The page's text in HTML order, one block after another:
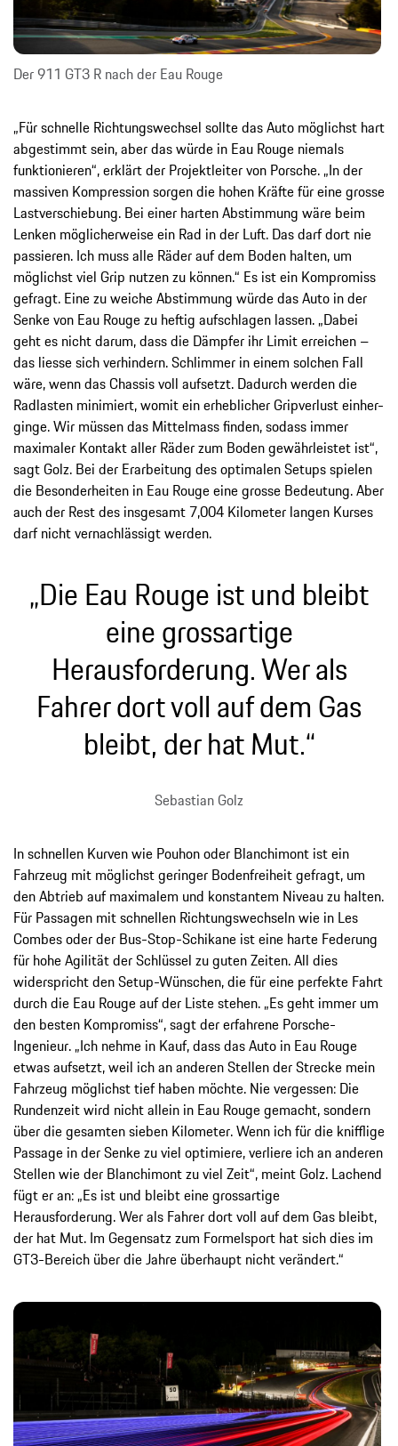
Der 911 GT3 R nach der Eau Rouge
„Für schnelle Richtungswechsel sollte das Auto möglichst hart
abgestimmt sein, aber das würde in Eau Rouge niemals
funktionieren“, erklärt der Projektleiter von Porsche. „In der
massiven Kompression sorgen die hohen Kräfte für eine grosse
Lastverschiebung. Bei einer harten Abstimmung wäre beim
Lenken möglicherweise ein Rad in der Luft. Das darf dort nie
passieren. Ich muss alle Räder auf dem Boden halten, um
möglichst viel Grip nutzen zu können.“ Es ist ein Kompromiss
gefragt. Eine zu weiche Abstimmung würde das Auto in der
Senke von Eau Rouge zu heftig aufschlagen lassen. „Dabei
geht es nicht darum, dass die Dämpfer ihr Limit erreichen –
das liesse sich verhindern. Schlimmer in einem solchen Fall
wäre, wenn das Chassis voll aufsetzt. Dadurch werden die
Radlasten minimiert, womit ein erheblicher Gripverlust einher-
ginge. Wir müssen das Mittelmass finden, sodass immer
maximaler Kontakt aller Räder zum Boden gewährleistet ist“,
sagt Golz. Bei der Erarbeitung des optimalen Setups spielen
die Besonderheiten in Eau Rouge eine grosse Bedeutung. Aber
auch der Rest des insgesamt 7,004 Kilometer langen Kurses
darf nicht vernachlässigt werden.
„Die Eau Rouge ist und bleibt
eine grossartige
Herausforderung. Wer als
Fahrer dort voll auf dem Gas
bleibt, der hat Mut.“
Sebastian Golz
In schnellen Kurven wie Pouhon oder Blanchimont ist ein
Fahrzeug mit möglichst geringer Bodenfreiheit gefragt, um
den Abtrieb auf maximalem und konstantem Niveau zu halten.
Für Passagen mit schnellen Richtungswechseln wie in Les
Combes oder der Bus-Stop-Schikane ist eine harte Federung
für hohe Agilität der Schlüssel zu guten Zeiten. All dies
widerspricht den Setup-Wünschen, die für eine perfekte Fahrt
durch die Eau Rouge auf der Liste stehen. „Es geht immer um
den besten Kompromiss“, sagt der erfahrene Porsche-
Ingenieur. „Ich nehme in Kauf, dass das Auto in Eau Rouge
etwas aufsetzt, weil ich an anderen Stellen der Strecke mein
Fahrzeug möglichst tief haben möchte. Nie vergessen: Die
Rundenzeit wird nicht allein in Eau Rouge gemacht, sondern
über die gesamten sieben Kilometer. Wenn ich für die knifflige
Passage in der Senke zu viel optimiere, verliere ich an anderen
Stellen wie der Blanchimont zu viel Zeit“, meint Golz. Lachend
fügt er an: „Es ist und bleibt eine grossartige
Herausforderung. Wer als Fahrer dort voll auf dem Gas bleibt,
der hat Mut. Im Gegensatz zum Formelsport hat sich dies im
GT3-Bereich über die Jahre überhaupt nicht verändert.“